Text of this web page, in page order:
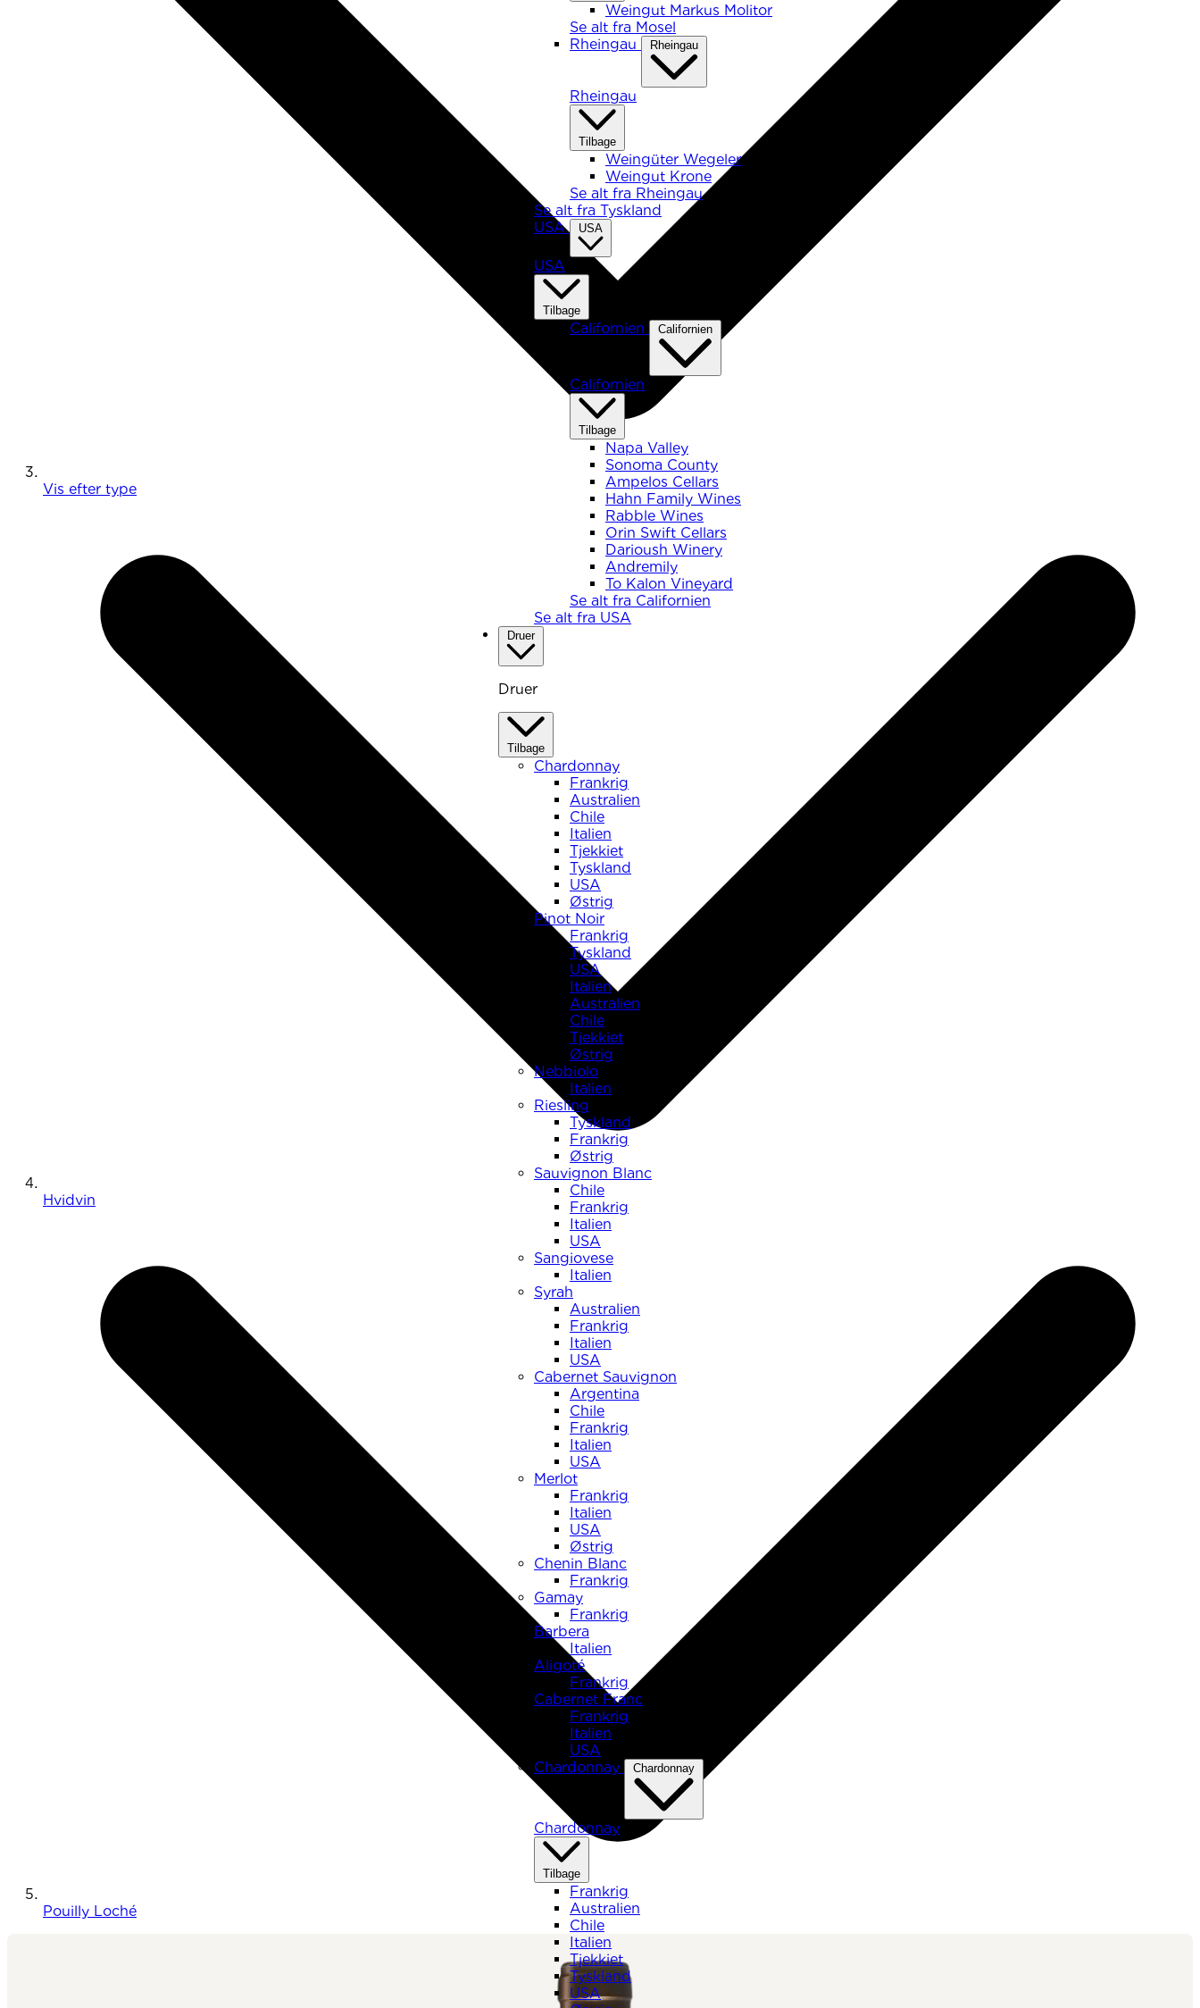
Weingut Markus Molitor
Se alt fra Mosel
Rheingau
Rheingau
Rheingau
Tilbage
Weingüter Wegeler
Weingut Krone
Se alt fra Rheingau
Se alt fra Tyskland
USA
USA
USA
Tilbage
Californien Californien
Californien
Tilbage
Napa Valley
Sonoma County
Ampelos Cellars
Hahn Family Wines
Rabble Wines
Orin Swift Cellars
Darioush Winery
Andremily
To Kalon Vineyard
Se alt fra Californien
Se alt fra USA
Druer
Druer
Tilbage
Chardonnay
Frankrig
Australien
Chile
Italien
Tjekkiet
Tyskland
USA
Østrig
Pinot Noir
Frankrig
Tyskland
USA
Italien
Australien
Chile
Tjekkiet
Østrig
Nebbiolo
Italien
Riesling
Tyskland
Frankrig
Østrig
Sauvignon Blanc
Chile
Frankrig
Italien
USA
Sangiovese
Italien
Syrah
Australien
Frankrig
Italien
USA
Cabernet Sauvignon
Argentina
Chile
Frankrig
Italien
USA
Merlot
Frankrig
Italien
USA
Østrig
Chenin Blanc
Frankrig
Gamay
Frankrig
Barbera
Italien
Aligoté
Frankrig
Cabernet Franc
Frankrig
Italien
USA
Chardonnay
Chardonnay
Chardonnay
Tilbage
Frankrig
Australien
Chile
Italien
Tjekkiet
Tyskland
USA
Vis efter type
Hvidvin
Pouilly Loché